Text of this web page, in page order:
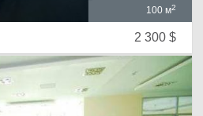
100 м2
2 300 $